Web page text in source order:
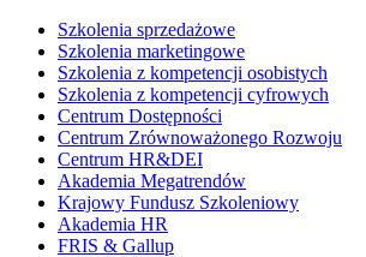
Szkolenia sprzedażowe
Szkolenia marketingowe
Szkolenia z kompetencji osobistych
Szkolenia z kompetencji cyfrowych
Centrum Dostępności
Centrum Zrównoważonego Rozwoju
Centrum HR&DEI
Akademia Megatrendów
Krajowy Fundusz Szkoleniowy
Akademia HR
FRIS & Gallup